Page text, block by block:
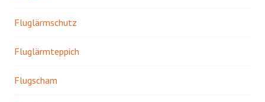
Fluglärmschutz
Fluglärmteppich
Flugscham